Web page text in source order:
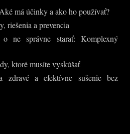
má účinky a ako ho používať?
riešenia a prevencia
ne správne starať: Komplexný
ktoré musíte vyskúšať
zdravé a efektívne sušenie bez